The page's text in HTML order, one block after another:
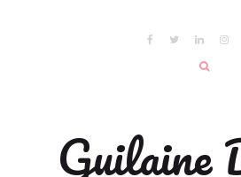
Guilaine